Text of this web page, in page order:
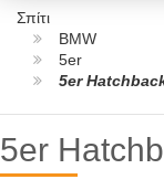
Σπίτι
BMW
5er
5er
5er